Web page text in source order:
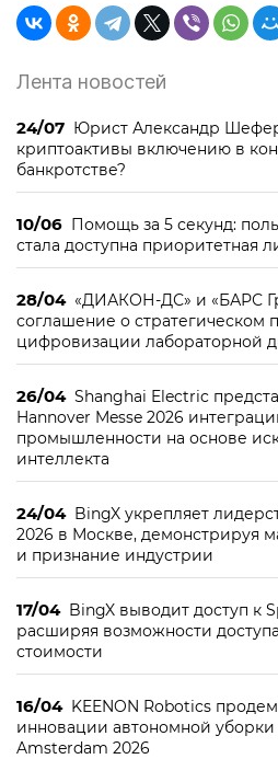
Лента новостей
24/07 Юрист Александр
криптоактивы включению в
банкротстве?
10/06 Помощь за 5 секунд:
стала доступна приоритетная
28/04 «ДИАКОН-ДС» и «БАРС
соглашение о стратегическом
цифровизации лабораторной
26/04 Shanghai Electric
Hannover Messe 2026
промышленности на основе
интеллекта
24/04 BingX укрепляет
2026 в Москве, демонстрируя
и признание индустрии
17/04 BingX выводит доступ к
расширяя возможности
стоимости
16/04 KEENON Robotics
инновации автономной уборки
Amsterdam 2026